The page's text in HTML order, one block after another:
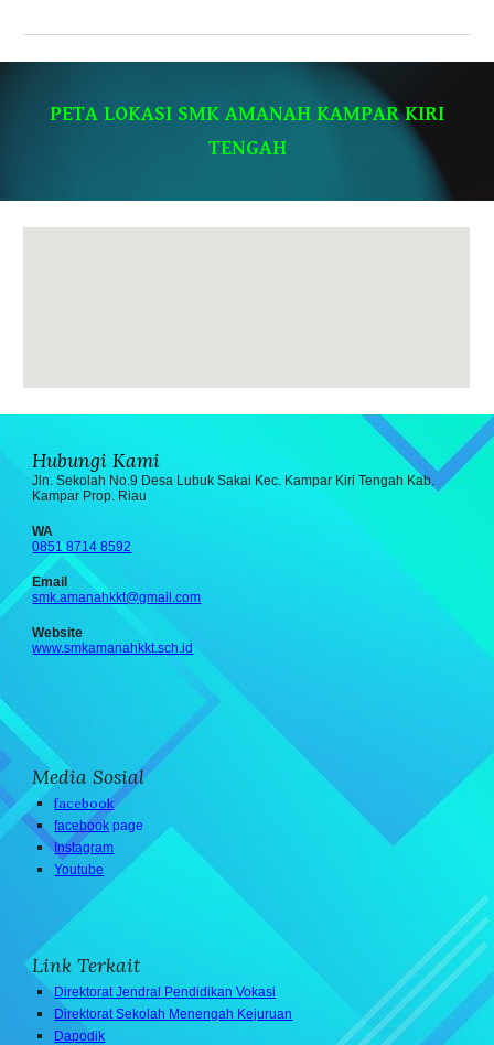
PETA LOKASI SMK AMANAH KAMPAR KIRI
TENGAH
Hubungi Kami
Jln. Sekolah No.9 Desa Lubuk Sakai Kec. Kampar Kiri Tengah Kab.
Kampar Prop. Riau
WA
0851 8714 8592
Email
smk.amanahkkt@gmail.com
Website
www.smkamanahkkt.sch.id
Media Sosial
facebook
facebook page
Instagram
Youtube
Link Terkait
Direktorat Jendral Pendidikan Vokasi
Direktorat Sekolah Menengah Kejuruan
Dapodik